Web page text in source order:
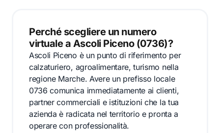
Perché scegliere un numero
virtuale a Ascoli Piceno (0736)?
Ascoli Piceno è un punto di riferimento per
calzaturiero, agroalimentare, turismo nella
regione Marche. Avere un prefisso locale
0736 comunica immediatamente ai clienti,
partner commerciali e istituzioni che la tua
azienda è radicata nel territorio e pronta a
operare con professionalità.